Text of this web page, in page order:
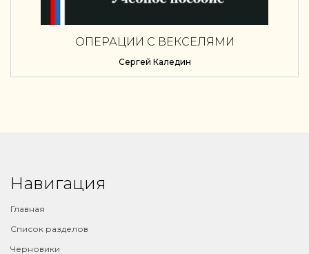
ОПЕРАЦИИ С ВЕКСЕЛЯМИ
Сергей Каледин
Навигация
Главная
Список разделов
Черновики